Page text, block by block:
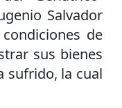
Salvador
de
sus bienes
sufrido, la cual